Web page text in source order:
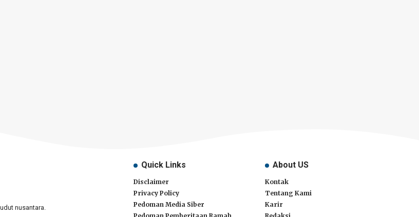
nusantara.
Quick Links
Disclaimer
Privacy Policy
Pedoman Media Siber
About US
Kontak
Tentang Kami
Karir